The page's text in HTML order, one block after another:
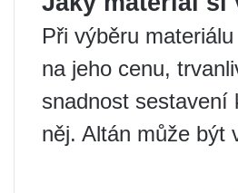
Při výběru
na jeho cenu,
snadnost sestavení
něj. Altán může být